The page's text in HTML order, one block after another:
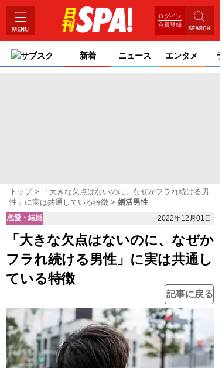
ログイン
会員登録
サブスク 新着 ニュース エンタメ
トップ
「大きな欠点はないのに、なぜかフラれ続ける男
性」に実は共通している特徴
婚活男性
恋愛・結婚 2022年12月01日
「大きな欠点はないのに、なぜか
フラれ続ける男性」に実は共通し
ている特徴
記事に戻る